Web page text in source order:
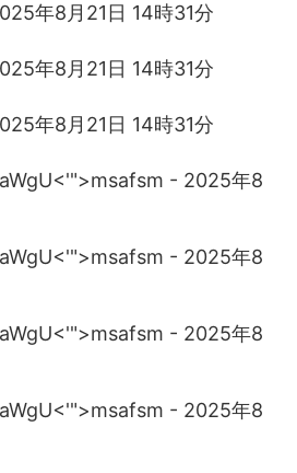
年8月21日 14時31分
年8月21日 14時31分
年8月21日 14時31分
- 2025年8
- 2025年8
- 2025年8
- 2025年8